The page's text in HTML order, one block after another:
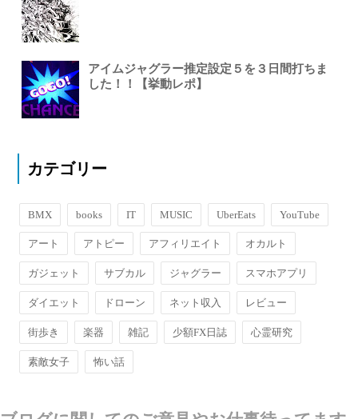
アイムジャグラー推定設定５を３日間打ちま
した！！【挙動レポ】
カテゴリー
BMX books IT MUSIC UberEats YouTube
アート アトピー アフィリエイト オカルト
ガジェット サブカル ジャグラー スマホアプリ
ダイエット ドローン ネット収入 レビュー
街歩き 楽器 雑記 少額FX日誌 心霊研究
素敵女子 怖い話